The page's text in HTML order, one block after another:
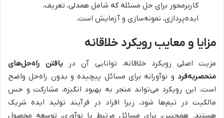
کاربرمحور برای حل مسئله که شامل همدلی، تعریف،
ایده‌پردازی، نمونه‌سازی و آزمایش است.
مزایا و معایب رویکرد خلاقانه
مزیت اصلی رویکرد خلاقانه، توانایی آن در یافتن راه‌حل‌های
منحصربه‌فرد و نوآورانه برای مسائل پیچیده و بدون راه‌حل واضح
است. این رویکرد می‌تواند منجر به بهبود انگیزه، مشارکت و حس
مالکیت در تیم‌ها شود، زیرا افراد در فرآیند تولید ایده شریک
هستند. همچنین، برای مسائل مرتبط با نوآوری، توسعه محصول